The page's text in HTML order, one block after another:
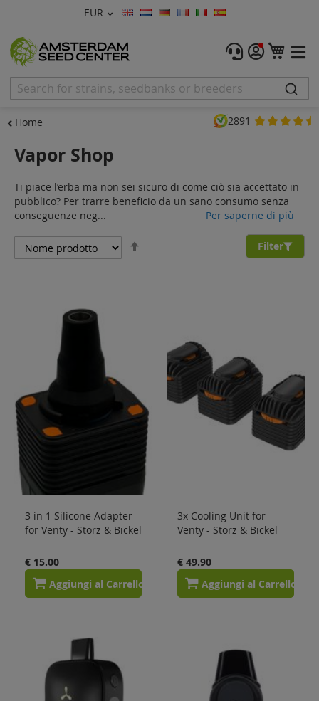
Valuta
EUR Lingua
Semi di Cannabis
Femminizzati
Regolari
CBD Shop
Accessori
Home 2891
Vapor Shop
Ti piace l’erba ma non sei sicuro di come ciò sia accettato in
pubblico? Per trarre beneficio da un sano consumo senza
conseguenze neg...
Per saperne di più
Filter
3 in 1 Silicone Adapter
for Venty - Storz & Bickel
€ 15.00
Aggiungi al Carrello
3x Cooling Unit for
Venty - Storz & Bickel
€ 49.90
Aggiungi al Carrello